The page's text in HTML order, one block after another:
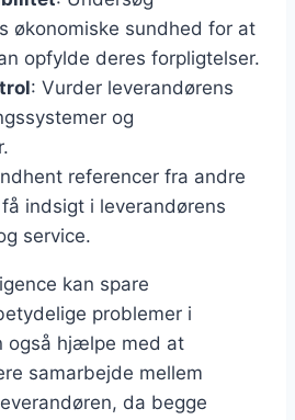
økonomiske sundhed for at
opfylde deres forpligtelser.
: Vurder leverandørens
og
referencer fra andre
indsigt i leverandørens
service.
kan spare
problemer i
også hjælpe med at
samarbejde mellem
da begge